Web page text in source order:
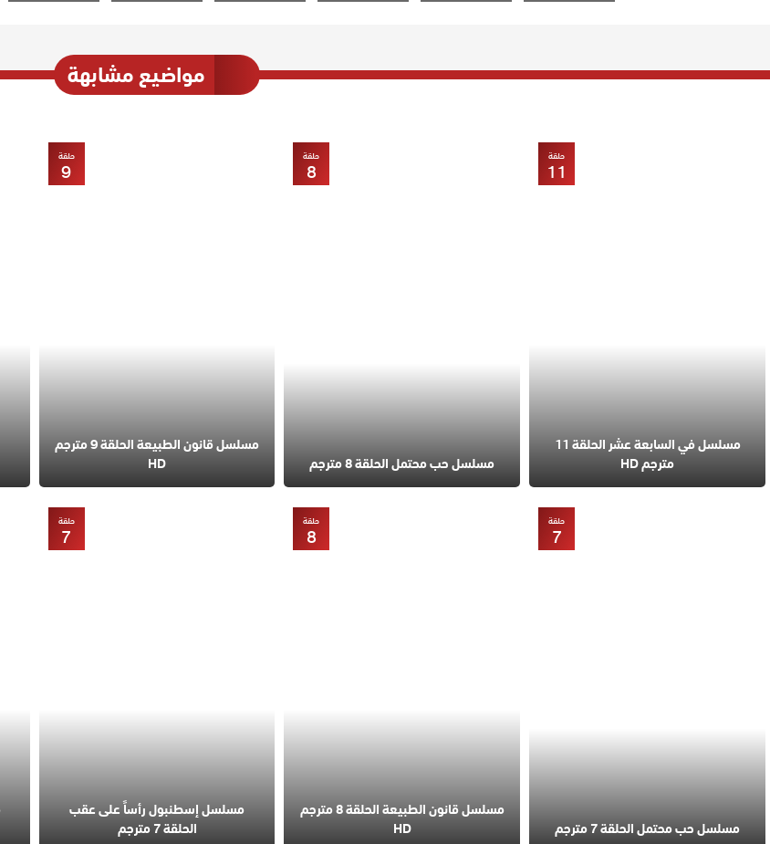
مواضيع مشابهة
مسلسل في السابعة عشر الحلقة 11
مترجم HD
حلقة
11
مسلسل حب محتمل الحلقة 8 مترجم
حلقة
8
مسلسل قانون الطبيعة الحلقة 9 مترجم
HD
حلقة
9
مسلسل حب محتمل الحلقة 7 مترجم
حلقة
7
مسلسل قانون الطبيعة الحلقة 8 مترجم
HD
حلقة
8
مسلسل إسطنبول رأساً على عقب
الحلقة 7 مترجم
حلقة
7